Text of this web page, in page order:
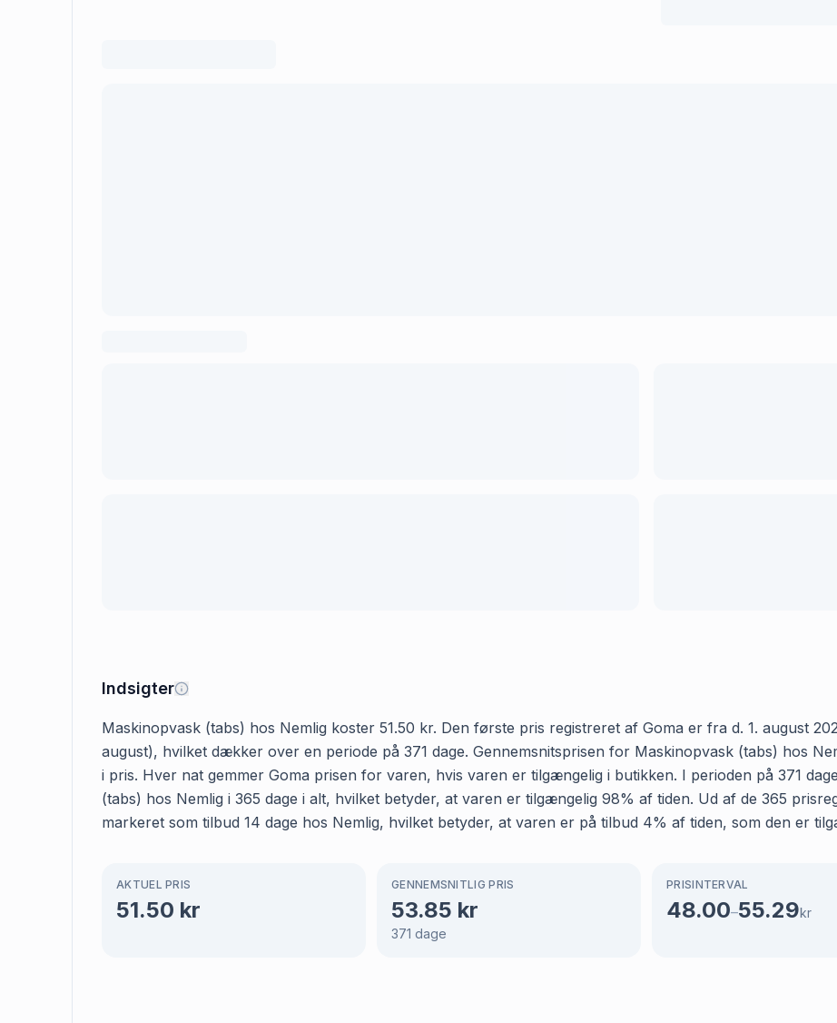
Indsigter
Maskinopvask (tabs) hos Nemlig koster 51.50 kr. Den første pris registreret af Goma er fra d. 1. august
august), hvilket dækker over en periode på 371 dage. Gennemsnitsprisen for Maskinopvask (tabs) hos
i pris. Hver nat gemmer Goma prisen for varen, hvis varen er tilgængelig i butikken. I perioden på 371
(tabs) hos Nemlig i 365 dage i alt, hvilket betyder, at varen er tilgængelig 98% af tiden. Ud af de 365
markeret som tilbud 14 dage hos Nemlig, hvilket betyder, at varen er på tilbud 4% af tiden, som den er
AKTUEL PRIS
51.50 kr
GENNEMSNITLIG PRIS
53.85 kr
371 dage
PRISINTERVAL
48.00–55.29kr